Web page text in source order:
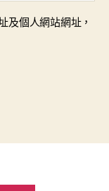
及個人網站網址，